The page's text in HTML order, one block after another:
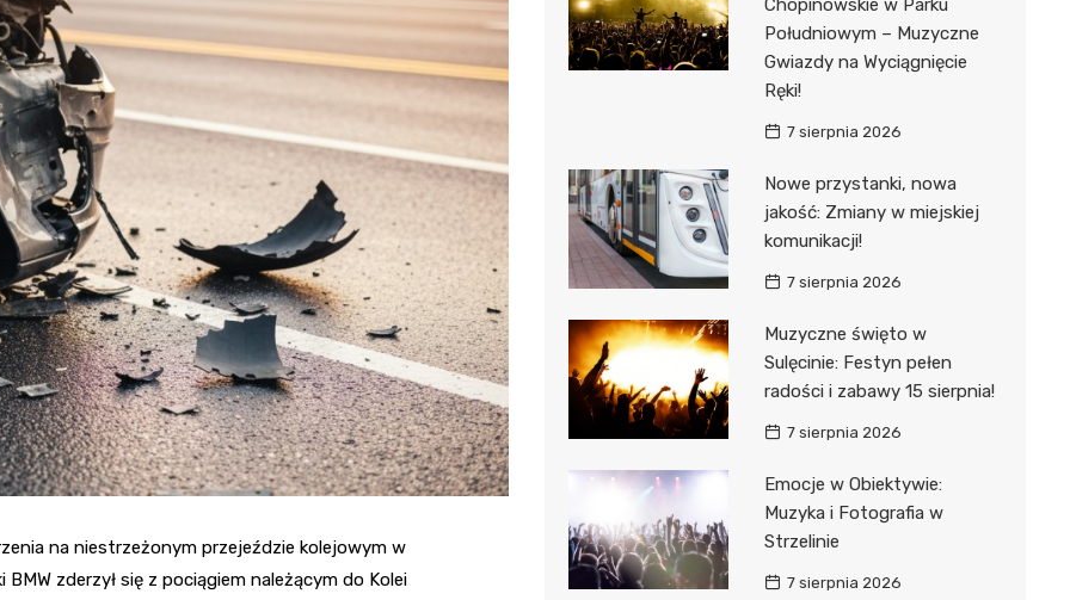
Poczta
na niestrzeżonym przejeździe kolejowym w
zderzył się z pociągiem należącym do Kolei
Chopinowskie w Parku
Południowym – Muzyczne
Gwiazdy na Wyciągnięcie
Ręki!
7 sierpnia 2026
Nowe przystanki, nowa
jakość: Zmiany w miejskiej
komunikacji!
7 sierpnia 2026
Muzyczne święto w
Sulęcinie: Festyn pełen
radości i zabawy 15 sierpnia!
7 sierpnia 2026
Emocje w Obiektywie:
Muzyka i Fotografia w
Strzelinie
7 sierpnia 2026